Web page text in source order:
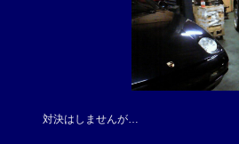
対決はしませんが…